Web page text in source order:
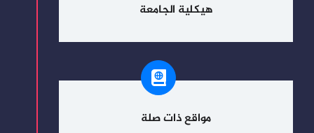
هيكلية الجامعة
مواقع ذات صلة